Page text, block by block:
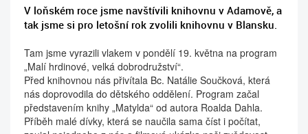
V loňském roce jsme navštívili knihovnu v Adamově, a
tak jsme si pro letošní rok zvolili knihovnu v Blansku.
Tam jsme vyrazili vlakem v pondělí 19. května na program
„Malí hrdinové, velká dobrodružství“.
Před knihovnou nás přivítala Bc. Natálie Součková, která
nás doprovodila do dětského oddělení. Program začal
představením knihy „Matylda“ od autora Roalda Dahla.
Příběh malé dívky, která se naučila sama číst i počítat,